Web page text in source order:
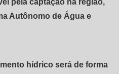
pela captação na região,
Autônomo de Água e
hídrico será de forma